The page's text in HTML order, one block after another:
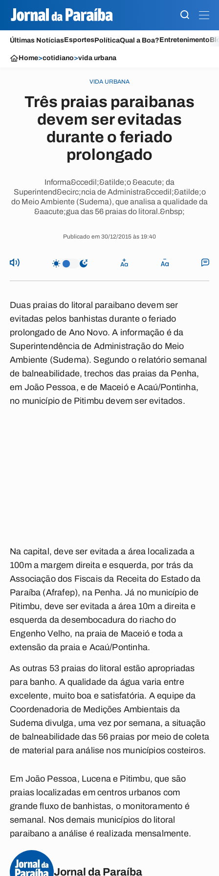
Últimas NotíciasEsportesPolíticaQual a Boa?Entretenimento
Home>cotidiano>vida urbana
VIDA URBANA
Três praias paraibanas
devem ser evitadas
durante o feriado
prolongado
Informa&ccedil;&atilde;o &eacute; da
Superintend&ecirc;ncia de Administra&ccedil;&atilde;o
do Meio Ambiente (Sudema), que analisa a qualidade da
&aacute;gua das 56 praias do litoral.&nbsp;
Publicado em 30/12/2015 às 19:40
Duas praias do litoral paraibano devem ser
evitadas pelos banhistas durante o feriado
prolongado de Ano Novo. A informação é da
Superintendência de Administração do Meio
Ambiente (Sudema). Segundo o relatório semanal
de balneabilidade, trechos das praias da Penha,
em João Pessoa, e de Maceió e Acaú/Pontinha,
no município de Pitimbu devem ser evitados.
Na capital, deve ser evitada a área localizada a
100m a margem direita e esquerda, por trás da
Associação dos Fiscais da Receita do Estado da
Paraíba (Afrafep), na Penha. Já no município de
Pitimbu, deve ser evitada a área 10m a direita e
esquerda da desembocadura do riacho do
Engenho Velho, na praia de Maceió e toda a
extensão da praia e Acaú/Pontinha.
As outras 53 praias do litoral estão apropriadas
para banho. A qualidade da água varia entre
excelente, muito boa e satisfatória. A equipe da
Coordenadoria de Medições Ambientais da
Sudema divulga, uma vez por semana, a situação
de balneabilidade das 56 praias por meio de coleta
de material para análise nos municípios costeiros.
Em João Pessoa, Lucena e Pitimbu, que são
praias localizadas em centros urbanos com
grande fluxo de banhistas, o monitoramento é
semanal. Nos demais municípios do litoral
paraibano a análise é realizada mensalmente.
Jornal da Paraíba